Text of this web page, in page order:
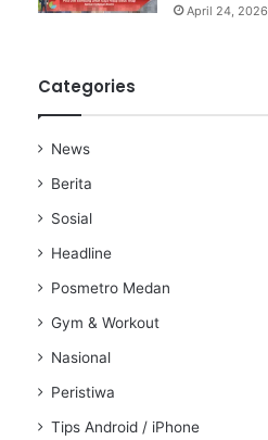
April 24, 2026
Categories
News
Berita
Sosial
Headline
Posmetro Medan
Gym & Workout
Nasional
Peristiwa
Tips Android / iPhone